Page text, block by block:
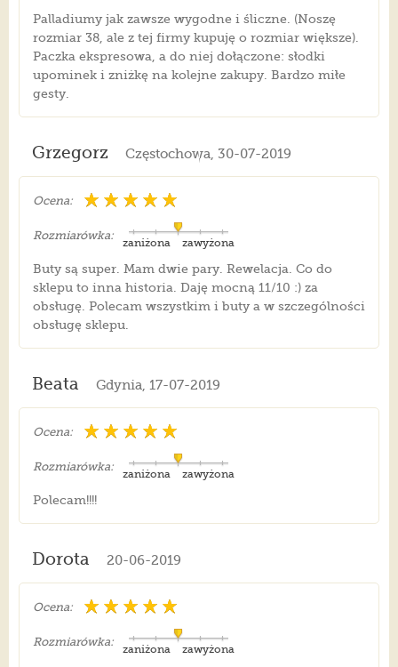
Palladiumy jak zawsze wygodne i śliczne. (Noszę
rozmiar 38, ale z tej firmy kupuję o rozmiar większe).
Paczka ekspresowa, a do niej dołączone: słodki
upominek i zniżkę na kolejne zakupy. Bardzo miłe
gesty.
Grzegorz Częstochowa, 30-07-2019
Ocena:
Rozmiarówka:
zawyżona
zaniżona
Buty są super. Mam dwie pary. Rewelacja. Co do
sklepu to inna historia. Daję mocną 11/10 :) za
obsługę. Polecam wszystkim i buty a w szczególności
obsługę sklepu.
Beata Gdynia, 17-07-2019
Ocena:
Rozmiarówka:
zawyżona
zaniżona
Polecam!!!!
Dorota 20-06-2019
Ocena:
Rozmiarówka:
zawyżona
zaniżona